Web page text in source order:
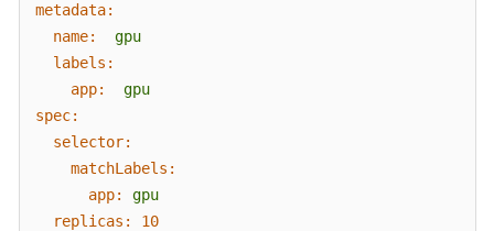
盟
区
域)
通
用
metadata:
name:
gpu
labels:
app:
gpu
spec:
selector:
matchLabels:
app:
gpu
replicas:
10